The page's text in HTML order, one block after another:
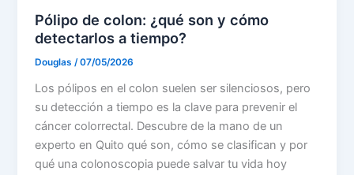
Pólipo de colon: ¿qué son y cómo
detectarlos a tiempo?
Douglas/07/05/2026
Los pólipos en el colon suelen ser silenciosos, pero
su detección a tiempo es la clave para prevenir el
cáncer colorrectal. Descubre de la mano de un
experto en Quito qué son, cómo se clasifican y por
qué una colonoscopia puede salvar tu vida hoy